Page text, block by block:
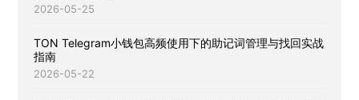
2026-05-25
TON Telegram小钱包高频使用下的助记词管理与找回实战
指南
2026-05-22